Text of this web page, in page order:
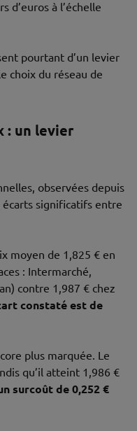
d’euros à l’échelle
pourtant d’un levier
choix du réseau de
: un levier
observées depuis
significatifs entre
moyen de 1,825 € en
: Intermarché,
contre 1,987 € chez
constaté est de
plus marquée. Le
qu’il atteint 1,986 €
surcoût de 0,252 €